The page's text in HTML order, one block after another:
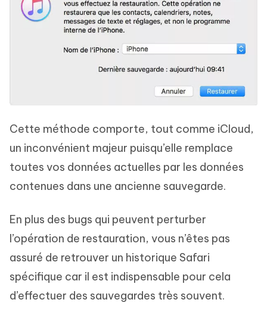
Cette méthode comporte, tout comme iCloud,
un inconvénient majeur puisqu’elle remplace
toutes vos données actuelles par les données
contenues dans une ancienne sauvegarde.
En plus des bugs qui peuvent perturber
l’opération de restauration, vous n’êtes pas
assuré de retrouver un historique Safari
spécifique car il est indispensable pour cela
d’effectuer des sauvegardes très souvent.